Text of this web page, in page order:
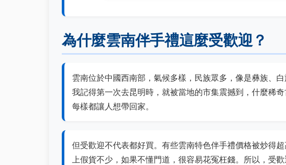
為什麼雲南伴手禮這麼受歡迎？
雲南位於中國西南部，氣候多樣，民族眾多，像是彝族、
我記得第一次去昆明時，就被當地的市集震撼到，什麼稀
每樣都讓人想帶回家。
但受歡迎不代表都好買。有些雲南特色伴手禮價格被炒得
上假貨不少，如果不懂門道，很容易花冤枉錢。所以，受歡